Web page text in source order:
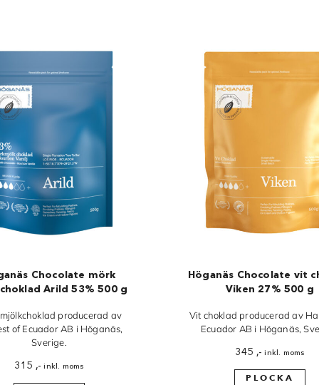
Chocolate mörk
Arild 53% 500 g
producerad av
of Ecuador AB i Höganäs,
Sverige.
315 ,- inkl. moms
Höganäs Chocolate vit
Viken 27% 500 g
Vit choklad producerad av
Ecuador AB i Höganäs,
345 ,- inkl. moms
PLOCKA